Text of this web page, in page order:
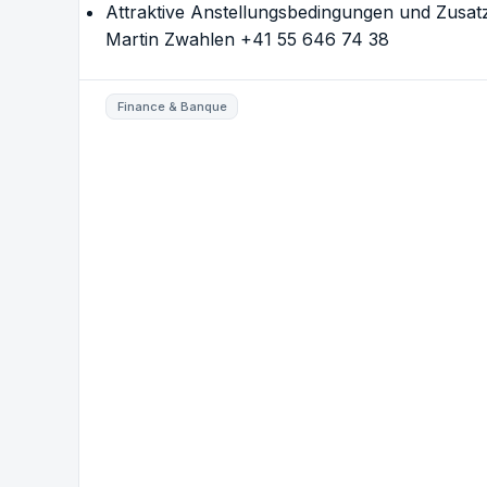
Attraktive Anstellungsbedingungen und
Martin Zwahlen +41 55 646 74 38
Finance & Banque